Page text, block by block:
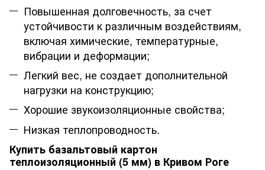
Повышенная долговечность, за счет
устойчивости к различным воздействиям,
включая химические, температурные,
вибрации и деформации;
Легкий вес, не создает дополнительной
нагрузки на конструкцию;
Хорошие звукоизоляционные свойства;
Низкая теплопроводность.
Купить базальтовый картон
теплоизоляционный (5 мм) в Кривом Роге